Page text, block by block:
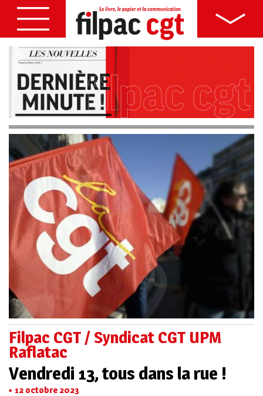
Filpac CGT / Syndicat CGT UPM
Raflatac
Vendredi 13, tous dans la rue !
12 octobre 2023